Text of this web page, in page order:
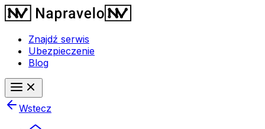
Znajdź serwis
Ubezpieczenie
Blog
Wstecz